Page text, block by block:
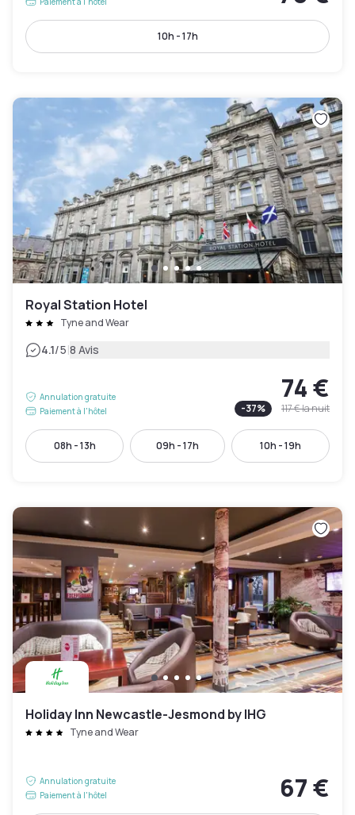
10h - 17h
Royal Station Hotel
Tyne and Wear
4.1/5|8 Avis
Annulation gratuite
Paiement à l'hôtel
74 €
-37% 117 €la nuit
08h - 13h 09h - 17h 10h - 19h
Holiday Inn Newcastle-Jesmond by IHG
Tyne and Wear
Annulation gratuite
Paiement à l'hôtel
67 €